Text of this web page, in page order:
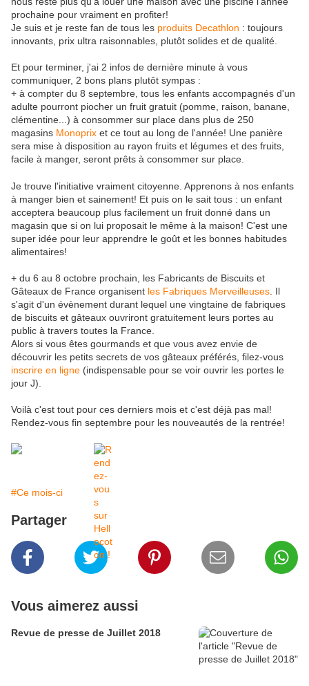
prochaine pour vraiment en profiter!
Je suis et je reste fan de tous les produits Decathlon : toujours
innovants, prix ultra raisonnables, plutôt solides et de qualité.
Et pour terminer, j'ai 2 infos de dernière minute à vous
communiquer, 2 bons plans plutôt sympas :
+ à compter du 8 septembre, tous les enfants accompagnés d'un
adulte pourront piocher un fruit gratuit (pomme, raison, banane,
clémentine...) à consommer sur place dans plus de 250
magasins Monoprix et ce tout au long de l'année! Une panière
sera mise à disposition au rayon fruits et légumes et des fruits,
facile à manger, seront prêts à consommer sur place.
Je trouve l'initiative vraiment citoyenne. Apprenons à nos enfants
à manger bien et sainement! Et puis on le sait tous : un enfant
acceptera beaucoup plus facilement un fruit donné dans un
magasin que si on lui proposait le même à la maison! C'est une
super idée pour leur apprendre le goût et les bonnes habitudes
alimentaires!
+ du 6 au 8 octobre prochain, les Fabricants de Biscuits et
Gâteaux de France organisent ​ les Fabriques Merveilleuses . Il
s'agit d'un évènement durant lequel une vingtaine de fabriques
de biscuits et gâteaux ouvriront gratuitement leurs portes au
public à travers toutes la France.
Alors si vous êtes gourmands et que vous avez envie de
découvrir les petits secrets de vos gâteaux préférés, filez-vous
inscrire en ligne (indispensable pour se voir ouvrir les portes le
jour J).
Voilà c'est tout pour ces derniers mois et c'est déjà pas mal!
Rendez-vous fin septembre pour les nouveautés de la rentrée!
#Ce mois-ci
Partager
Vous aimerez aussi
Revue de presse de Juillet 2018